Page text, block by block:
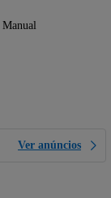
Manual
Ver anúncios